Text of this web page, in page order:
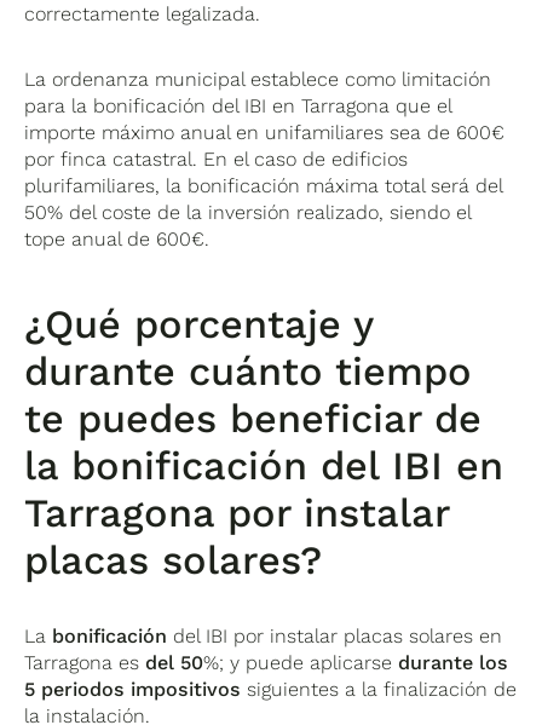
correctamente legalizada.
La ordenanza municipal establece como limitación
para la bonificación del IBI en Tarragona que el
importe máximo anual en unifamiliares sea de 600€
por finca catastral. En el caso de edificios
plurifamiliares, la bonificación máxima total será del
50% del coste de la inversión realizado, siendo el
tope anual de 600€.
¿Qué porcentaje y
durante cuánto tiempo
te puedes beneficiar de
la bonificación del IBI en
Tarragona por instalar
placas solares?
La bonificación del IBI por instalar placas solares en
Tarragona es del 50%; y puede aplicarse durante los
5 periodos impositivos siguientes a la finalización de
la instalación.